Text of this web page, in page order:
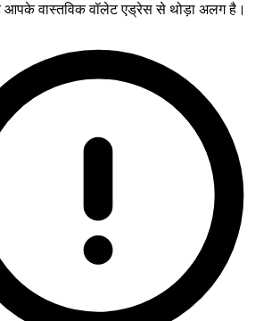
आपके वास्तविक वॉलेट एड्रेस से थोड़ा अलग है।